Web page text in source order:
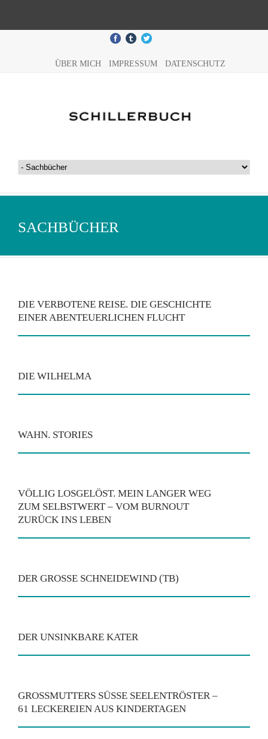
ÜBER MICH IMPRESSUM DATENSCHUTZ
SACHBÜCHER
DIE VERBOTENE REISE. DIE GESCHICHTE
EINER ABENTEUERLICHEN FLUCHT
DIE WILHELMA
WAHN. STORIES
VÖLLIG LOSGELÖST. MEIN LANGER WEG
ZUM SELBSTWERT – VOM BURNOUT
ZURÜCK INS LEBEN
DER GROSSE SCHNEIDEWIND (TB)
DER UNSINKBARE KATER
GROSSMUTTERS SÜSSE SEELENTRÖSTER – 61
LECKEREIEN AUS KINDERTAGEN